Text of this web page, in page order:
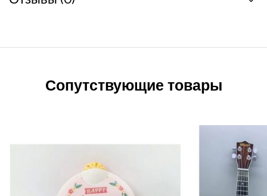
Сопутствующие товары